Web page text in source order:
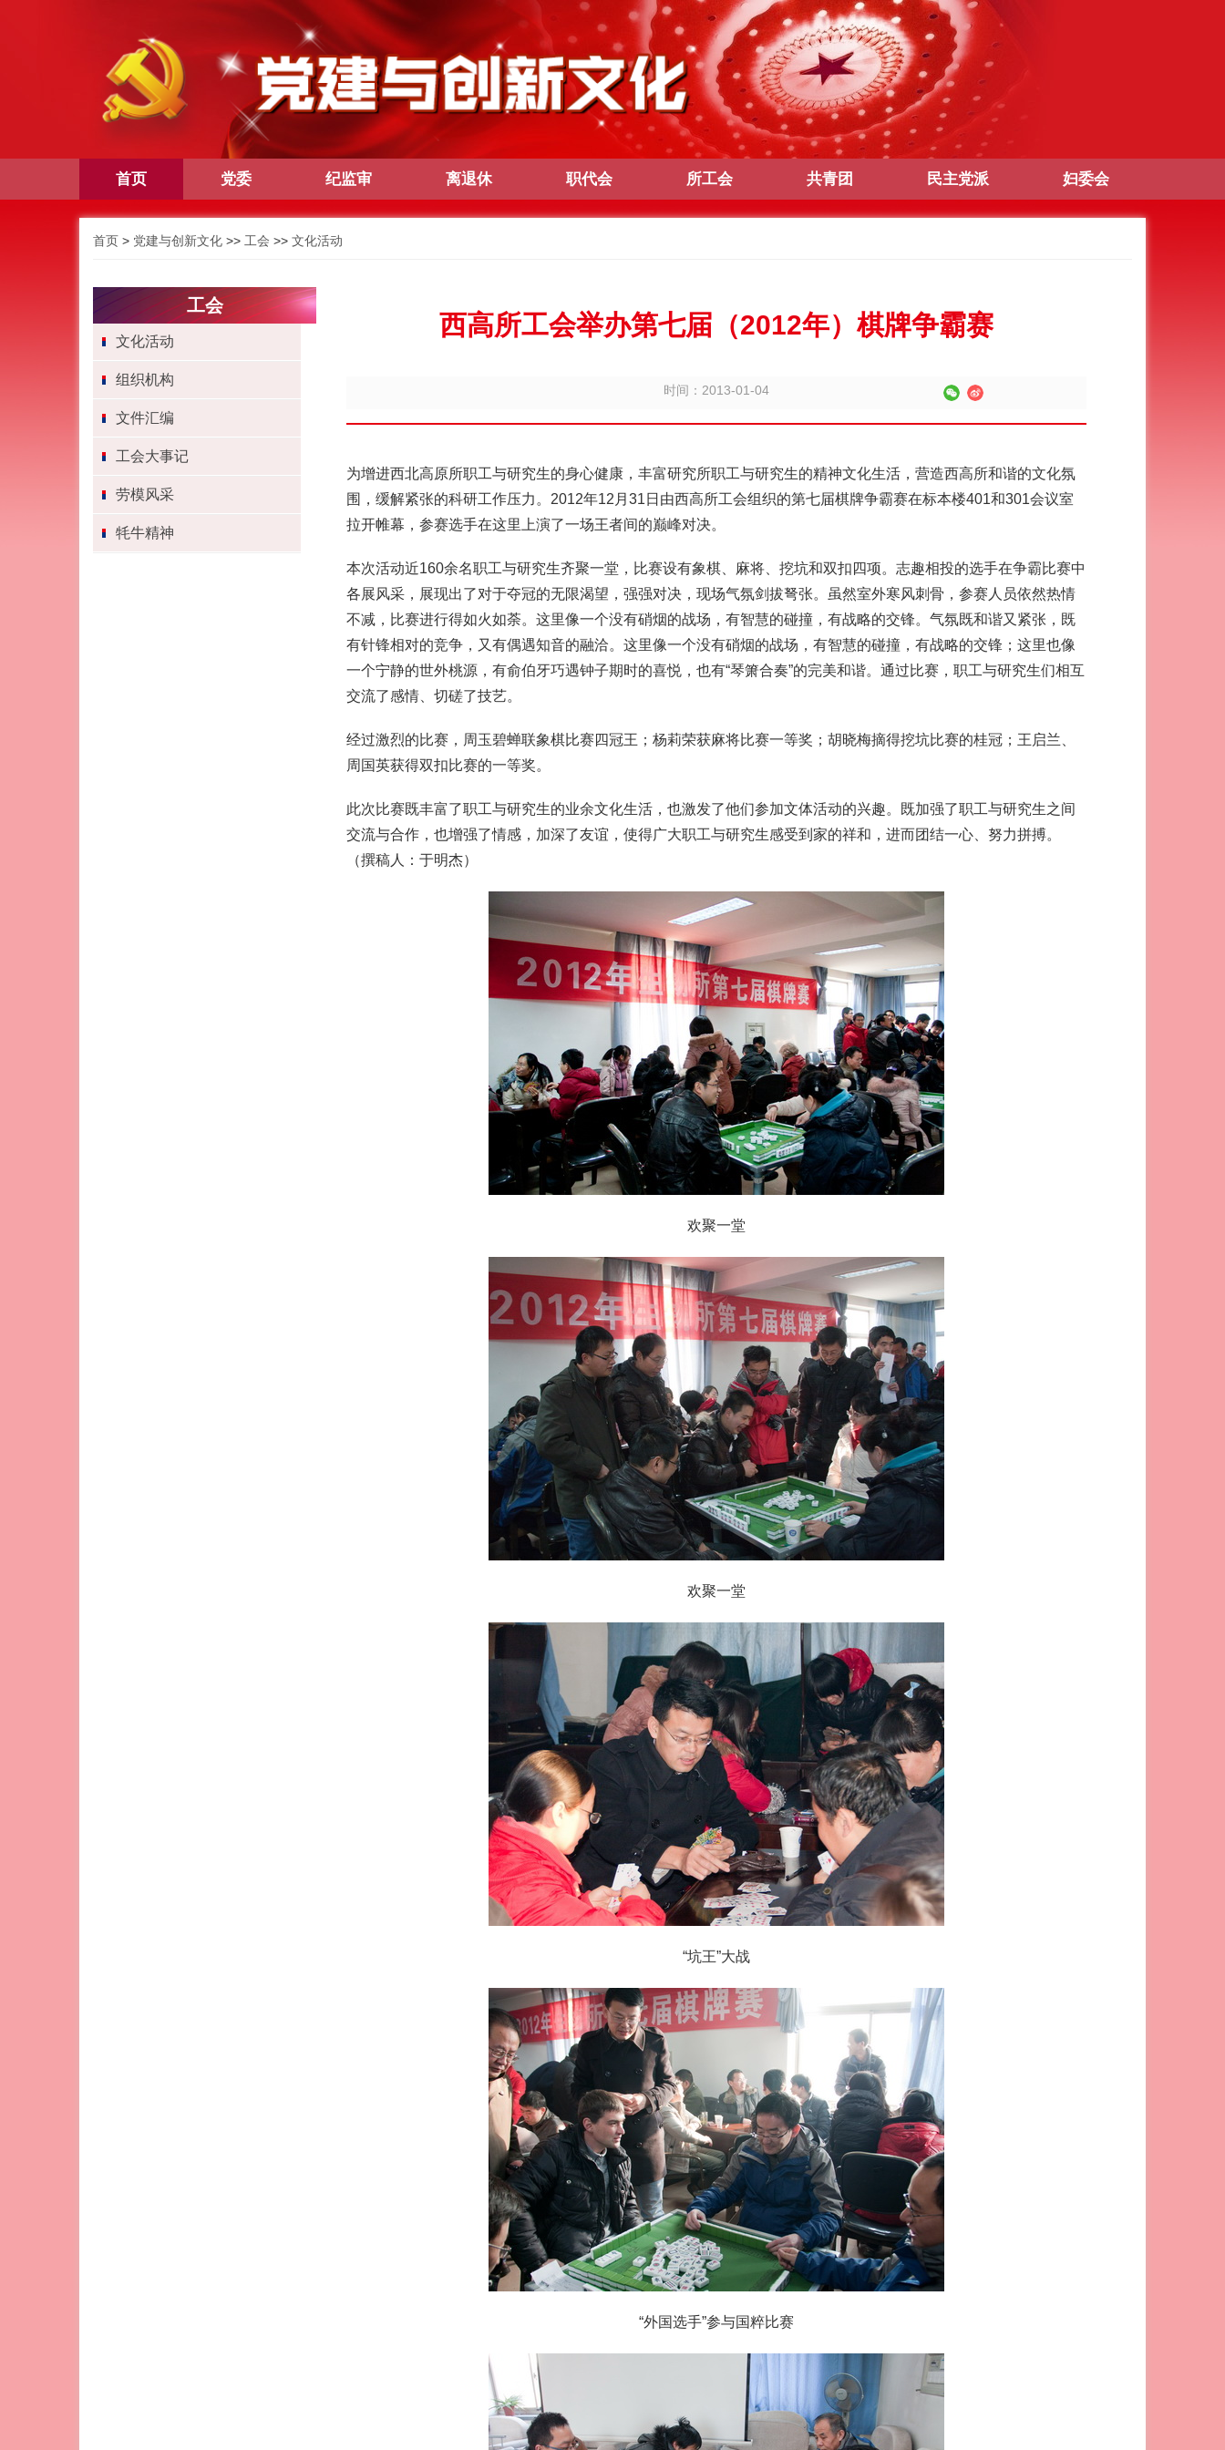
首页 党委 纪监审 离退休 职代会 所工会 共青团 民主党派 妇委会
首页 > 党建与创新文化 >> 工会 >> 文化活动
工会
文化活动
组织机构
文件汇编
工会大事记
劳模风采
牦牛精神
西高所工会举办第七届（2012年）棋牌争霸赛
时间：2013-01-04
为增进西北高原所职工与研究生的身心健康，丰富研究所职工与研究生的精神文化生活，营造西高所和谐的文化氛
围，缓解紧张的科研工作压力。2012年12月31日由西高所工会组织的第七届棋牌争霸赛在标本楼401和301会议室
拉开帷幕，参赛选手在这里上演了一场王者间的巅峰对决。
本次活动近160余名职工与研究生齐聚一堂，比赛设有象棋、麻将、挖坑和双扣四项。志趣相投的选手在争霸比赛中
各展风采，展现出了对于夺冠的无限渴望，强强对决，现场气氛剑拔弩张。虽然室外寒风刺骨，参赛人员依然热情
不减，比赛进行得如火如荼。这里像一个没有硝烟的战场，有智慧的碰撞，有战略的交锋。气氛既和谐又紧张，既
有针锋相对的竞争，又有偶遇知音的融洽。这里像一个没有硝烟的战场，有智慧的碰撞，有战略的交锋；这里也像
一个宁静的世外桃源，有俞伯牙巧遇钟子期时的喜悦，也有“琴箫合奏”的完美和谐。通过比赛，职工与研究生们相互
交流了感情、切磋了技艺。
经过激烈的比赛，周玉碧蝉联象棋比赛四冠王；杨莉荣获麻将比赛一等奖；胡晓梅摘得挖坑比赛的桂冠；王启兰、
周国英获得双扣比赛的一等奖。
此次比赛既丰富了职工与研究生的业余文化生活，也激发了他们参加文体活动的兴趣。既加强了职工与研究生之间
交流与合作，也增强了情感，加深了友谊，使得广大职工与研究生感受到家的祥和，进而团结一心、努力拼搏。
（撰稿人：于明杰）
欢聚一堂
欢聚一堂
“坑王”大战
“外国选手”参与国粹比赛